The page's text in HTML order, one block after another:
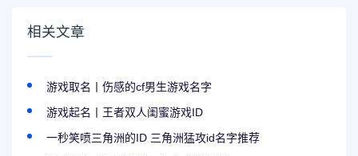
相关文章
游戏取名丨伤感的cf男生游戏名字
游戏起名丨王者双人闺蜜游戏ID
一秒笑喷三角洲的ID 三角洲猛攻id名字推荐